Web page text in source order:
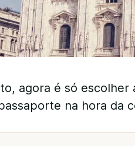
agora é só
na hora da